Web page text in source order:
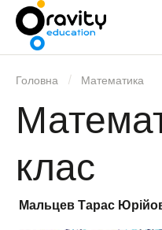
Головна Математика
клас
Мальцев Тарас